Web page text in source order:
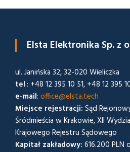
Elsta Elektronika Sp. z
ul. Janińska 32, 32-020 Wieliczka
tel.: +48 12 395 10 51, +48 12 395
e-mail: office@elsta.tech
Miejsce rejestracji: Sąd
Śródmieścia w Krakowie, XII
Krajowego Rejestru Sądowego
Kapitał zakładowy: 616.200 PLN